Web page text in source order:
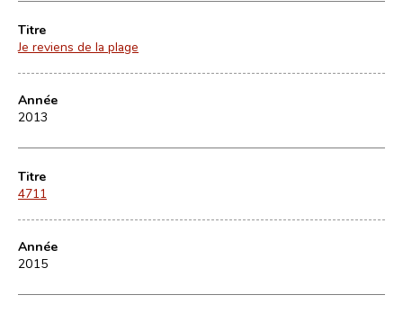
Titre
Je reviens de la plage
Année
2013
Titre
4711
Année
2015